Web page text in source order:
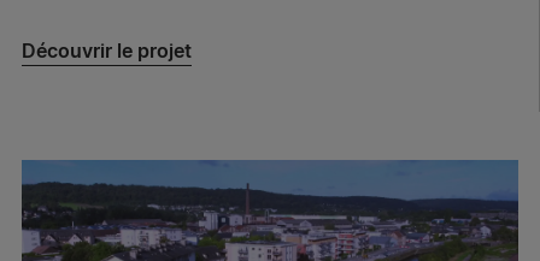
Découvrir le projet